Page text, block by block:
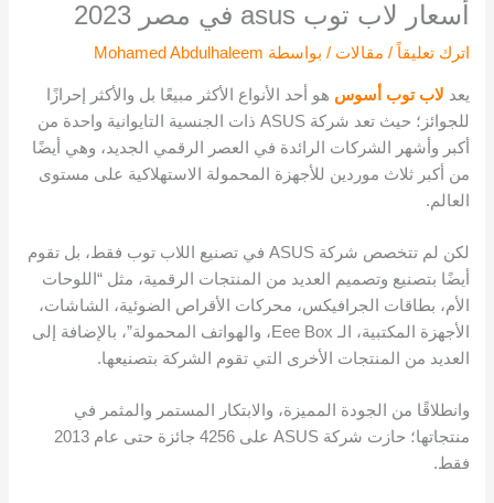
أسعار لاب توب asus في مصر 2023
اترك تعليقاً / مقالات / بواسطة Mohamed Abdulhaleem
يعد لاب توب أسوس هو أحد الأنواع الأكثر مبيعًا بل والأكثر إحرازًا
للجوائز؛ حيث تعد شركة ASUS ذات الجنسية التايوانية واحدة من
أكبر وأشهر الشركات الرائدة في العصر الرقمي الجديد، وهي أيضًا
من أكبر ثلاث موردين للأجهزة المحمولة الاستهلاكية على مستوى
العالم.
لكن لم تتخصص شركة ASUS في تصنيع اللاب توب فقط، بل تقوم
أيضًا بتصنيع وتصميم العديد من المنتجات الرقمية، مثل “اللوحات
الأم، بطاقات الجرافيكس، محركات الأقراص الضوئية، الشاشات،
الأجهزة المكتبية، الـ Eee Box، والهواتف المحمولة”، بالإضافة إلى
العديد من المنتجات الأخرى التي تقوم الشركة بتصنيعها.
وانطلاقًا من الجودة المميزة، والابتكار المستمر والمثمر في
منتجاتها؛ حازت شركة ASUS على 4256 جائزة حتى عام 2013
فقط.